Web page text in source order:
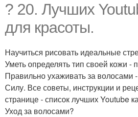
? 20. Лучших
для красоты.
Научиться рисовать идеальные
Уметь определять тип своей кожи -
Правильно ухаживать за волосами
Силу. Все советы, инструкции и
странице - список лучших Youtube
Уход за волосами?